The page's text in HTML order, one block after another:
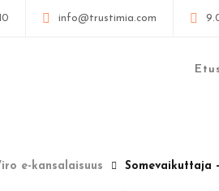
info@trustimia.com
e-kansalaisuus Somevaikuttaja